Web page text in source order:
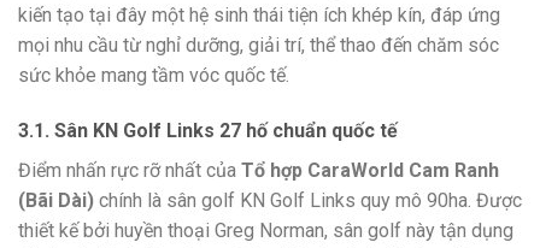
kiến tạo tại đây một hệ sinh thái tiện ích khép kín, đáp ứng
mọi nhu cầu từ nghỉ dưỡng, giải trí, thể thao đến chăm sóc
sức khỏe mang tầm vóc quốc tế.
3.1. Sân KN Golf Links 27 hố chuẩn quốc tế
Điểm nhấn rực rỡ nhất của Tổ hợp CaraWorld Cam Ranh
(Bãi Dài) chính là sân golf KN Golf Links quy mô 90ha. Được
thiết kế bởi huyền thoại Greg Norman, sân golf này tận dụng